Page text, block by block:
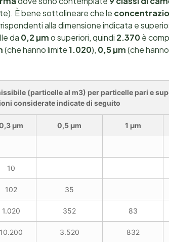
È bene sottolineare che le
alla dimensione indicata e
da 0,2 µmo superiori, quindi 2.370è
(che hanno limite1.020), 0,5 µm(che
(particelle al m3) per particelle pari e
considerate indicate di seguito
µm 0,5 µm 1 µm
10
102 35
1.020 352 83
10.200 3.520 832